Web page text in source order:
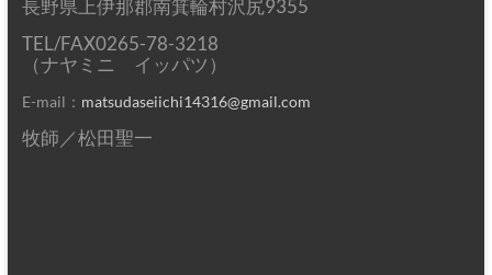
長野県上伊那郡南箕輪村沢尻9355
TEL/FAX0265-78-3218
（ナヤミニ イッパツ）
E-mail： matsudaseiichi14316@gmail.com
牧師／松田聖一